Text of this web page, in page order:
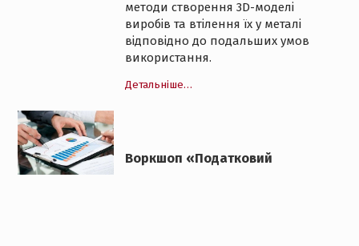
методи створення 3D-моделі
виробів та втілення їх у металі
відповідно до подальших умов
використання.
Детальніше…
Воркшоп «Податковий